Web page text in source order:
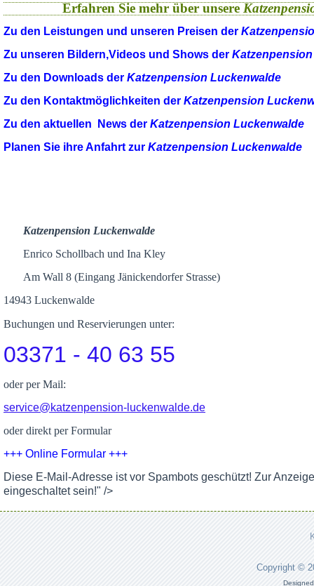
Erfahren Sie mehr über unsere
Zu den Leistungen und unseren Preisen der
Zu unseren Bildern,Videos und Shows der
Zu den Downloads der Katzenpension Luckenwalde
Zu den Kontaktmöglichkeiten der Katzenpension
Zu den aktuellen News der Katzenpension Luckenwalde
Planen Sie ihre Anfahrt zur Katzenpension Luckenwalde
Katzenpension Luckenwalde
Enrico Schollbach und Ina Kley
Am Wall 8 (Eingang Jänickendorfer Strasse)
14943 Luckenwalde
Buchungen und Reservierungen unter:
03371 - 40 63 55
oder per Mail:
service@katzenpension-luckenwalde.de
oder direkt per Formular
+++ Online Formular +++
Diese E-Mail-Adresse ist vor Spambots geschützt! Zur
eingeschaltet sein!" />
Copyright ©